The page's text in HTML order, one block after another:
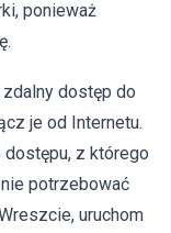
ponieważ
dostęp do
je od Internetu.
dostępu, z którego
potrzebować
uruchom